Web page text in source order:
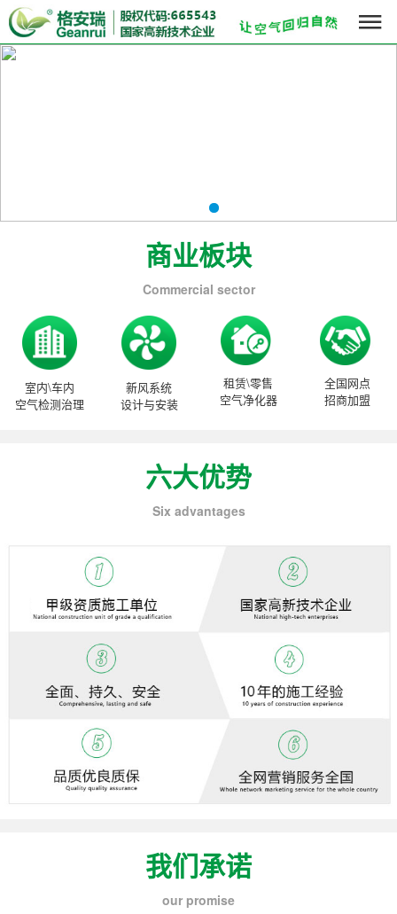

商业板块
Commercial sector
室内\车内
空气检测治理
新风系统
设计与安装
租赁\零售
空气净化器
全国网点
招商加盟
六大优势
Six advantages
我们承诺
our promise